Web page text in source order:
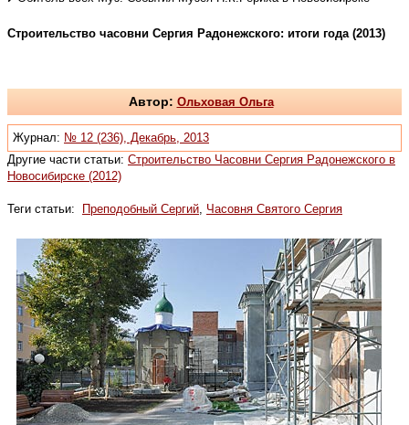
Строительство часовни Сергия Радонежского: итоги года (2013)
Автор: Ольховая Ольга
Журнал: № 12 (236), Декабрь, 2013
Другие части статьи: Строительство Часовни Сергия Радонежского в
Новосибирске (2012)
Теги статьи: Преподобный Сергий, Часовня Святого Сергия